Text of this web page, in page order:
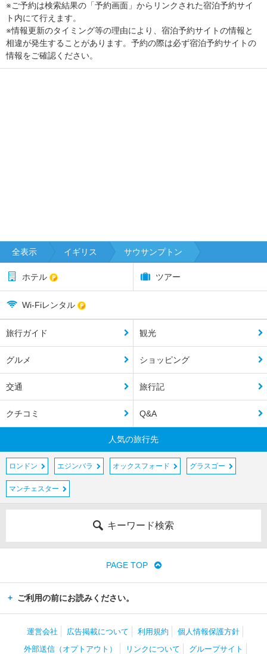
※ご予約は検索結果の「予約画面」からリンクされた宿泊予約サイ
ト内にて行えます。
※情報更新のタイミング等の理由により、宿泊予約サイトの情報と
相違が発生することがあります。予約の際は必ず宿泊予約サイトの
情報をご確認ください。
全表示 イギリス サウサンプトン
ホテル ツアー
Wi-Fiレンタル
旅行ガイド 観光
グルメ ショッピング
交通 旅行記
クチコミ Q&A
人気の旅行先
ロンドン エジンバラ オックスフォード グラスゴー
マンチェスター
キーワード検索
PAGE TOP
ご利用の前にお読みください。
運営会社 広告掲載について 利用規約
個人情報保護方針
外部送信（オプトアウト）
リンクについて グループサイト